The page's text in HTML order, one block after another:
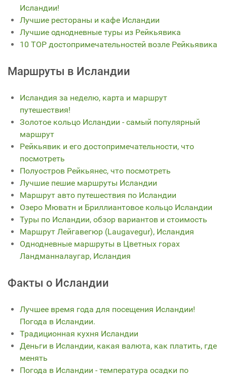
Исландии!
Лучшие рестораны и кафе Исландии
Лучшие однодневные туры из Рейкьявика
10 TOP достопримечательностей возле Рейкьявика
Маршруты в Исландии
Исландия за неделю, карта и маршрут
путешествия!
Золотое кольцо Исландии - самый популярный
маршрут
Рейкьявик и его достопримечательности, что
посмотреть
Полуостров Рейкьянес, что посмотреть
Лучшие пешие маршруты Исландии
Маршрут авто путешествия по Исландии
Озеро Мюватн и Бриллиантовое кольцо Исландии
Туры по Исландии, обзор вариантов и стоимость
Маршрут Лейгавегюр (Laugavegur), Исландия
Однодневные маршруты в Цветных горах
Ландманналаугар, Исландия
Факты о Исландии
Лучшее время года для посещения Исландии!
Погода в Исландии.
Традиционная кухня Исландии
Деньги в Исландии, какая валюта, как платить, где
менять
Погода в Исландии - температура осадки по